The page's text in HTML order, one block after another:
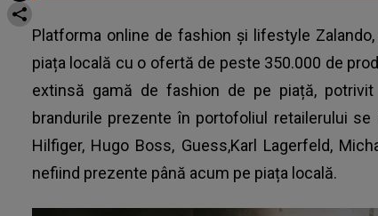
Platforma online de fashion și lifestyle
piața locală cu o ofertă de peste 350.000 de
extinsă gamă de fashion de pe piață,
brandurile prezente în portofoliul retailerului se
Hilfiger, Hugo Boss, Guess,Karl Lagerfeld,
nefiind prezente până acum pe piața locală.